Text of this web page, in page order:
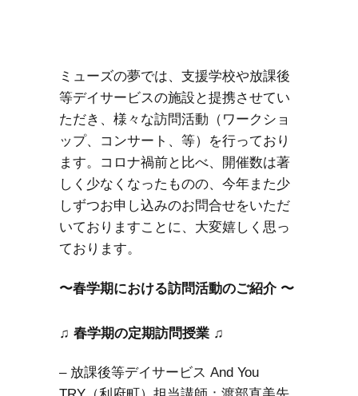
ミューズの夢では、支援学校や放課後
等デイサービスの施設と提携させてい
ただき、様々な訪問活動（ワークショ
ップ、コンサート、等）を行っており
ます。コロナ禍前と比べ、開催数は著
しく少なくなったものの、今年また少
しずつお申し込みのお問合せをいただ
いておりますことに、大変嬉しく思っ
ております。
〜春学期における訪問活動のご紹介 〜
♫ 春学期の定期訪問授業 ♫
– 放課後等デイサービス And You